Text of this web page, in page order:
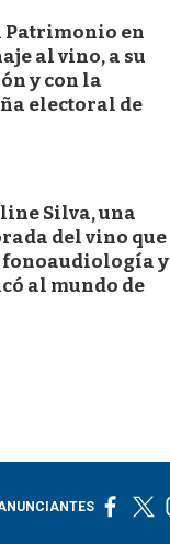
Patrimonio en
al vino, a su
y con la
electoral de
Silva, una
del vino que
fonoaudiología y
al mundo de